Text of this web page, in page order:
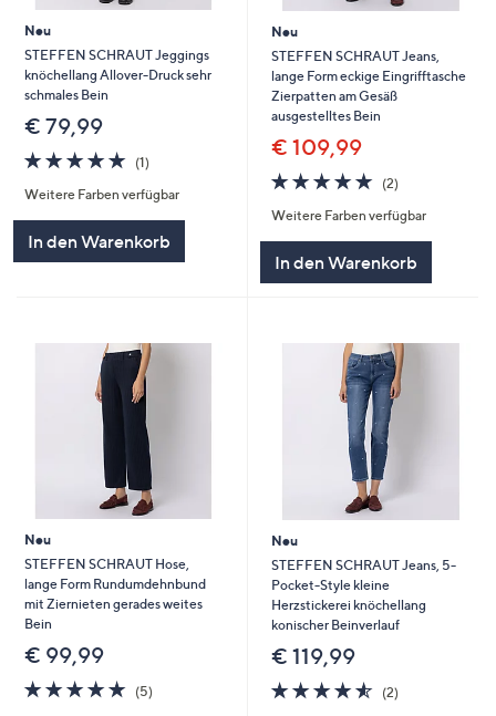
Neu
STEFFEN SCHRAUT Jeggings
knöchellang Allover-Druck sehr
schmales Bein
€ 79,99
5.0
von
5
(1)1
Weitere Farben verfügbar
In den Warenkorb
Neu
STEFFEN SCHRAUT Jeans,
lange Form eckige Eingrifftasche
Zierpatten am Gesäß
ausgestelltes Bein
€ 109,99
5.0
von
5
(2)2
Weitere Farben verfügbar
In den Warenkorb
Neu
STEFFEN SCHRAUT Hose,
lange Form Rundumdehnbund
mit Ziernieten gerades weites
Bein
€ 99,99
4.8
von
(5)5
Neu
STEFFEN SCHRAUT Jeans, 5-
Pocket-Style kleine
Herzstickerei knöchellang
konischer Beinverlauf
€ 119,99
4.5
von
(2)2